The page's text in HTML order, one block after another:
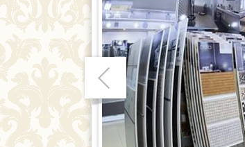
Предыдущий